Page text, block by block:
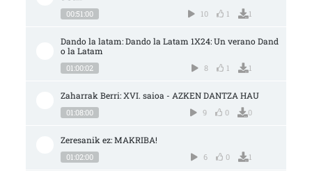
00:51:00 10 1 1
Dando la latam: Dando la Latam 1X24: Un verano Dand
o la Latam
01:00:02 8 1 1
Zaharrak Berri: XVI. saioa - AZKEN DANTZA HAU
01:08:00 9 0 0
Zeresanik ez: MAKRIBA!
01:02:00 6 0 1